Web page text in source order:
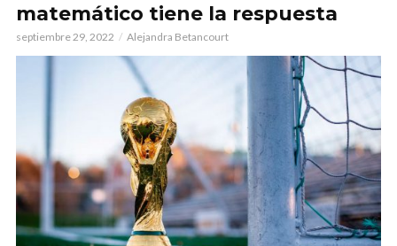
matemático tiene la respuesta
septiembre 29, 2022 Alejandra Betancourt